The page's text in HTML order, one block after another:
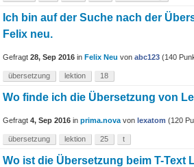
Ich bin auf der Suche nach der
Felix neu.
Gefragt 28, Sep 2016 in Felix Neu von abc123 (140
übersetzung lektion 18
Wo finde ich die Übersetzung von
Gefragt 4, Sep 2016 in prima.nova von lexatom (120
übersetzung lektion 25 t
Wo ist die Übersetzung beim T-Text